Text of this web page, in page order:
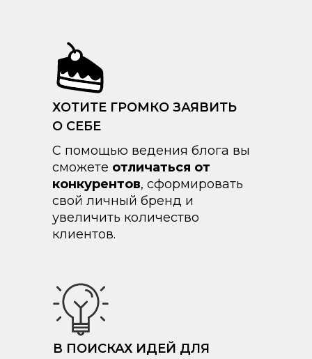
ХОТИТЕ ГРОМКО ЗАЯВИТЬ
О СЕБЕ
С помощью ведения блога вы
сможете отличаться от
конкурентов, сформировать
свой личный бренд и
увеличить количество
клиентов.
В ПОИСКАХ ИДЕЙ ДЛЯ